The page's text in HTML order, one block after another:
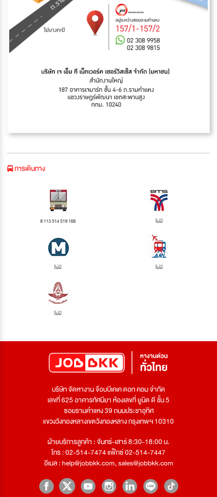
การเดินทาง
8 113 514 519 168 ไม่มี
ไม่มี ไม่มี
ไม่มี
บริษัท จัดหางาน จ๊อบบีเคเค ดอท คอม จำกัด
เลขที่ 625 อาคารทัศนียา ห้องเลขที่ ยูนิต ดี ชั้น 5
ซอยรามคำแหง 39 ถนนประชาอุทิศ
แขวงวังทองหลางเขตวังทองหลาง กรุงเทพฯ 10310
ฝ่ายบริการลูกค้า : จันทร์-เสาร์ 8:30-18:00 น.
โทร : 02-514-7474 แฟ็กซ์ 02-514-7447
อีเมล :help@jobbkk.com,sales@jobbkk.com